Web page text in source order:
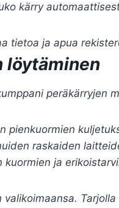
kärry
tietoa ja apua
löytäminen
peräkärryjen
pienkuormien
raskaiden
kuormien ja